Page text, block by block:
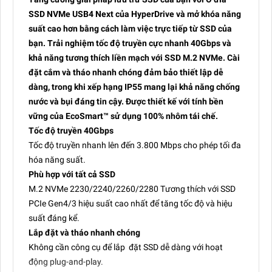
SSD NVMe USB4 Next của HyperDrive và mở khóa năng
suất cao hơn bằng cách làm việc trực tiếp từ SSD của
bạn. Trải nghiệm tốc độ truyền cực nhanh 40Gbps và
khả năng tương thích liền mạch với SSD M.2 NVMe. Cài
đặt cắm và tháo nhanh chóng đảm bảo thiết lập dễ
dàng, trong khi xếp hạng IP55 mang lại khả năng chống
nước và bụi đáng tin cậy. Được thiết kế với tính bền
vững của EcoSmart™ sử dụng 100% nhôm tái chế.
Tốc độ truyền 40Gbps
Tốc độ truyền nhanh lên đến 3.800 Mbps cho phép tối đa
hóa năng suất.
Phù hợp với tất cả SSD
M.2 NVMe 2230/2240/2260/2280 Tương thích với SSD
PCIe Gen4/3 hiệu suất cao nhất để tăng tốc độ và hiệu
suất đáng kể.
Lắp đặt và tháo nhanh chóng
Không cần công cụ để lắp đặt SSD dễ dàng với hoạt
động plug-and-play.